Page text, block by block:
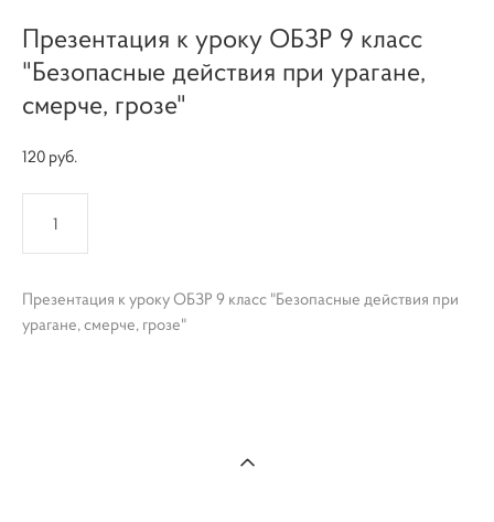
Презентация к уроку ОБЗР 9 класс
"Безопасные действия при урагане,
смерче, грозе"
120 pуб.
Презентация к уроку ОБЗР 9 класс "Безопасные действия при
урагане, смерче, грозе"